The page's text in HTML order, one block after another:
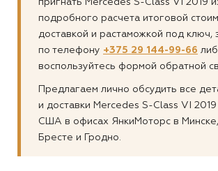
пригнать Mercedes S-Class VI 2019
подробного расчета итоговой
доставкой и растаможкой под ключ,
по телефону +375 29 144-99-66
воспользуйтесь формой обратной
Предлагаем лично обсудить все
и доставки Mercedes S-Class VI 2019
США в офисах ЯнкиМоторс в
Бресте и Гродно.